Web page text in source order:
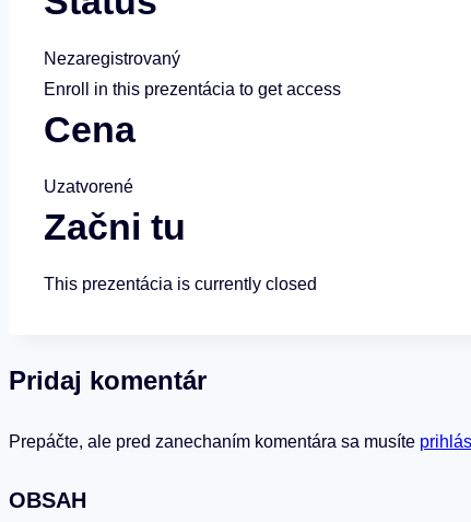
Nezaregistrovaný
Enroll in this prezentácia to get access
Cena
Uzatvorené
Začni tu
This prezentácia is currently closed
Pridaj komentár
Prepáčte, ale pred zanechaním komentára sa musíte
OBSAH